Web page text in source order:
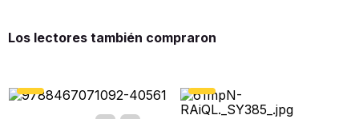
Los lectores también compraron